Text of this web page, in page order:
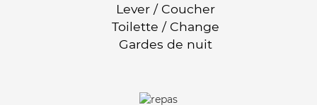
Lever / Coucher
Toilette / Change
Gardes de nuit